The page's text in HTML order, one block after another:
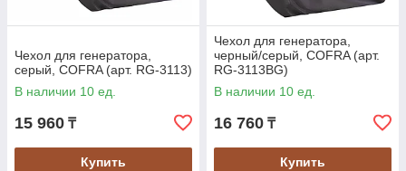
Чехол для генератора,
серый, COFRA (арт. RG-3113)
В наличии 10 ед.
15 960 ₸
Купить
Чехол для генератора,
черный/серый, COFRA (арт.
RG-3113BG)
В наличии 10 ед.
16 760 ₸
Купить